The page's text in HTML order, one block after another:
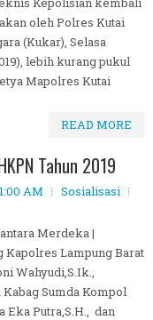
oleh Polres Kutai
(Kukar), Selasa
lebih kurang pukul
Mapolres Kutai
READ MORE
Tahun 2019
AM
Sosialisasi
Merdeka |
Kapolres Lampung Barat
Wahyudi,S.Ik.,
Sumda Kompol
Eka Putra,S.H., dan